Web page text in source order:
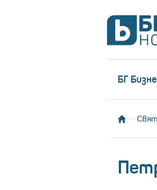
БГ
Свят